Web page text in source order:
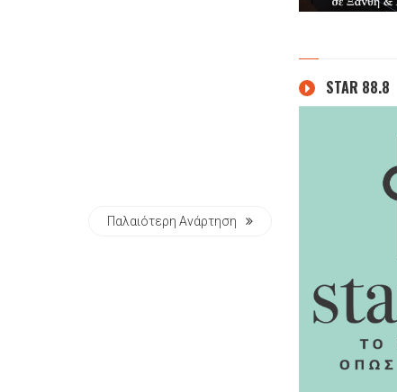
Παλαιότερη Ανάρτηση
STAR 88.8